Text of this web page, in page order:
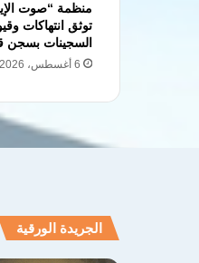
منظمة “صوت
توثق انتهاكات
السجينات بسجن
6 أغسطس، 2026
الجريدة الورقية